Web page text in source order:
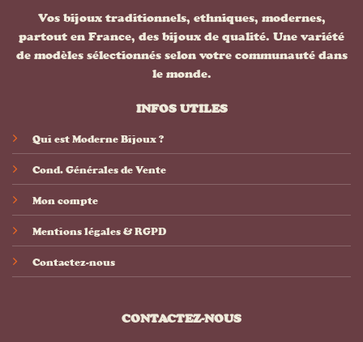
Vos bijoux traditionnels, ethniques, modernes,
partout en France, des bijoux de qualité. Une variété
de modèles sélectionnés selon votre communauté dans
le monde.
INFOS UTILES
Qui est Moderne Bijoux ?
Cond. Générales de Vente
Mon compte
Mentions légales & RGPD
Contactez-nous
CONTACTEZ-NOUS